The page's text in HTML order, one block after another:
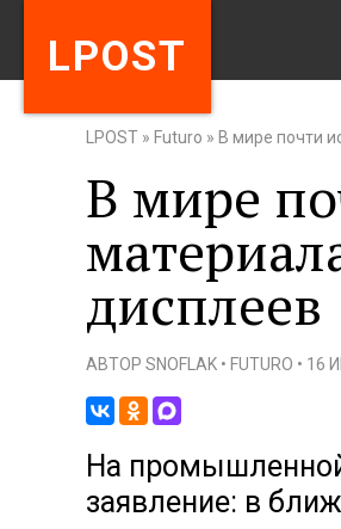
LPOST
LPOST » Futuro » В мире почти
В мире
дисплеев
АВТОР SNOFLAK • FUTURO • 16
На
заявление: в